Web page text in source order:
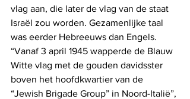
vlag aan, die later de vlag van de staat
Israël zou worden. Gezamenlijke taal
was eerder Hebreeuws dan Engels.
“Vanaf 3 april 1945 wapperde de Blauw
Witte vlag met de gouden davidsster
boven het hoofdkwartier van de
“Jewish Brigade Group” in Noord-Italië”,